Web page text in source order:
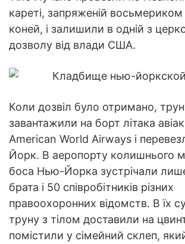
кареті, запряженій
коней, і залишили в одній з
дозволу від влади США.
Коли дозвіл було отримано,
завантажили на борт літака
American World Airways і
Йорк. В аеропорту колишнього
боса Нью-Йорка зустрічали
брата і 50 співробітників різних
правоохоронних відомств. В їх
труну з тілом доставили на
помістили у сімейний склеп,